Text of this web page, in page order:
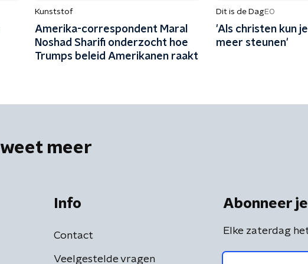
Kunststof
Amerika-correspondent Maral
Noshad Sharifi onderzocht hoe
Trumps beleid Amerikanen raakt
Dit is de DagEO
'Als christen kun
meer steunen'
weet meer
Info
Contact
Veelgestelde vragen
Abonneer
Elke zaterdag